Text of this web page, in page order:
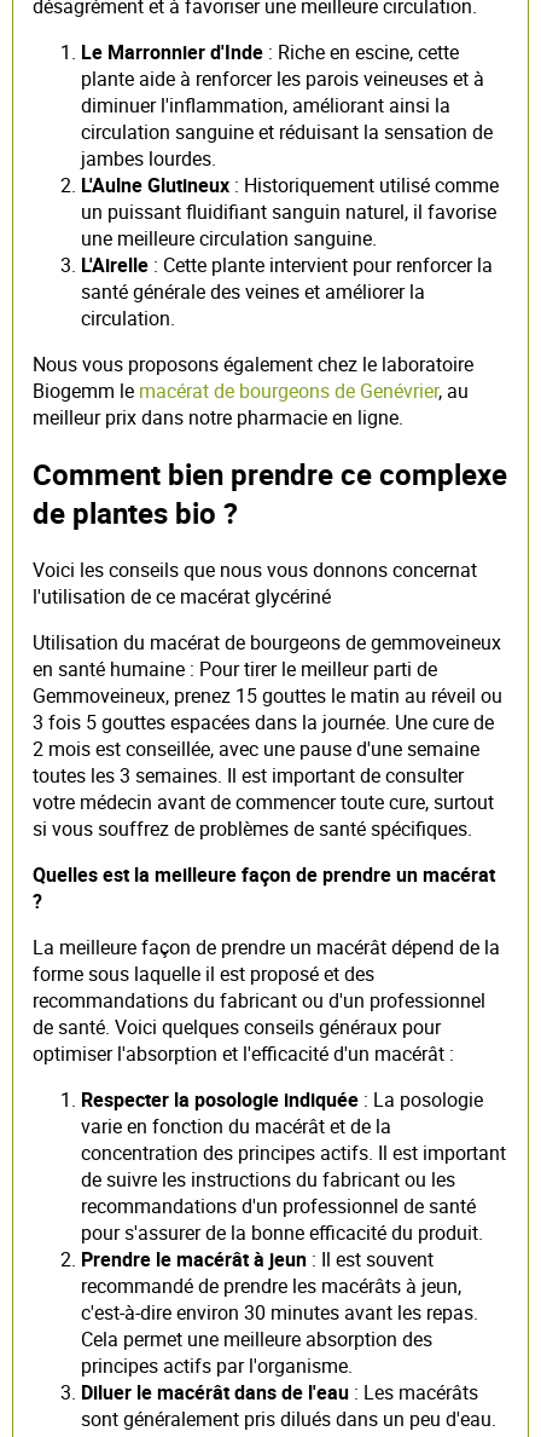
désagrément et à favoriser une meilleure circulation.
Le Marronnier d'Inde : Riche en escine, cette
plante aide à renforcer les parois veineuses et à
diminuer l'inflammation, améliorant ainsi la
circulation sanguine et réduisant la sensation de
jambes lourdes.
L'Aulne Glutineux : Historiquement utilisé comme
un puissant fluidifiant sanguin naturel, il favorise
une meilleure circulation sanguine.
L'Airelle : Cette plante intervient pour renforcer la
santé générale des veines et améliorer la
circulation.
Nous vous proposons également chez le laboratoire
Biogemm le macérat de bourgeons de Genévrier, au
meilleur prix dans notre pharmacie en ligne.
Comment bien prendre ce complexe
de plantes bio ?
Voici les conseils que nous vous donnons concernat
l'utilisation de ce macérat glycériné
Utilisation du macérat de bourgeons de gemmoveineux
en santé humaine : Pour tirer le meilleur parti de
Gemmoveineux, prenez 15 gouttes le matin au réveil ou
3 fois 5 gouttes espacées dans la journée. Une cure de
2 mois est conseillée, avec une pause d'une semaine
toutes les 3 semaines. Il est important de consulter
votre médecin avant de commencer toute cure, surtout
si vous souffrez de problèmes de santé spécifiques.
Quelles est la meilleure façon de prendre un macérat
?
La meilleure façon de prendre un macérât dépend de la
forme sous laquelle il est proposé et des
recommandations du fabricant ou d'un professionnel
de santé. Voici quelques conseils généraux pour
optimiser l'absorption et l'efficacité d'un macérât :
Respecter la posologie indiquée : La posologie
varie en fonction du macérât et de la
concentration des principes actifs. Il est important
de suivre les instructions du fabricant ou les
recommandations d'un professionnel de santé
pour s'assurer de la bonne efficacité du produit.
Prendre le macérât à jeun : Il est souvent
recommandé de prendre les macérâts à jeun,
c'est-à-dire environ 30 minutes avant les repas.
Cela permet une meilleure absorption des
principes actifs par l'organisme.
Diluer le macérât dans de l'eau : Les macérâts
sont généralement pris dilués dans un peu d'eau.